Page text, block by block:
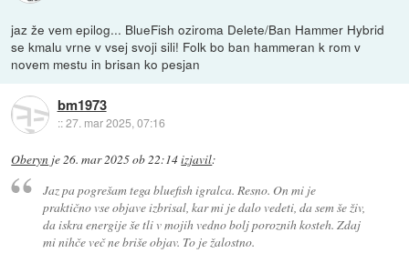
jaz že vem epilog... BlueFish oziroma Delete/Ban Hammer Hybrid
se kmalu vrne v vsej svoji sili! Folk bo ban hammeran k rom v
novem mestu in brisan ko pesjan
bm1973
::27. mar 2025, 07:16
Oberyn je26. mar 2025 ob 22:14izjavil:
Jaz pa pogrešam tega bluefish igralca. Resno. On mi je
praktično vse objave izbrisal, kar mi je dalo vedeti, da sem še živ,
da iskra energije še tli v mojih vedno bolj poroznih kosteh. Zdaj
mi nihče več ne briše objav. To je žalostno.